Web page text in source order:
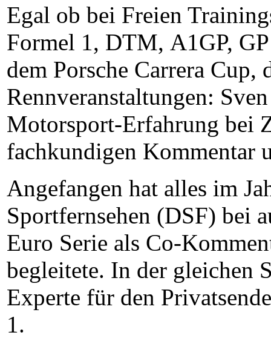
Egal ob bei Freien
Formel 1, DTM, A1GP,
dem Porsche Carrera
Rennveranstaltungen:
Motorsport-Erfahrung bei
fachkundigen Kommentar
Angefangen hat alles im
Sportfernsehen (DSF) bei
Euro Serie als Co-
begleitete. In der gleichen
Experte für den
1.